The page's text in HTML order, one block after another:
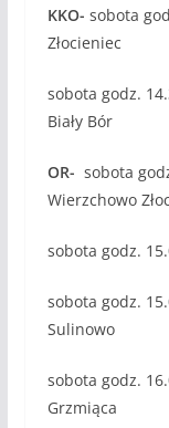
KKO- sobota
Złocieniec
sobota godz.
Biały Bór
OR- sobota
Wierzchowo
sobota godz.
sobota godz.
Sulinowo
sobota godz.
Grzmiąca